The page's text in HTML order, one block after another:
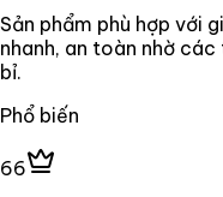
Sản phẩm phù hợp với
nhanh, an toàn nhờ
bỉ.
Phổ biến
66